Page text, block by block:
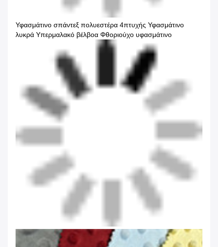
Υφασμάτινο σπάντεξ πολυεστέρα 4πτυχής Υφασμάτινο
λυκρά Υπερμαλακό βέλβοα Φθοριούχο υφασμάτινο